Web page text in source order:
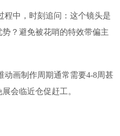
程中，时刻追问：这个镜头是
？避免被花哨的特效带偏主
动画制作周期通常需要4-8周甚
会临近仓促赶工。